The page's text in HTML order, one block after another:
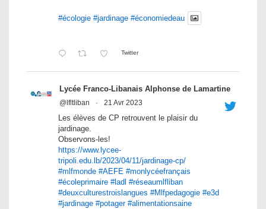
#écologie #jardinage #économiedeau
Twitter
Lycée Franco-Libanais Alphonse de Lamartine
@lfltliban · 21 Avr 2023
Les élèves de CP retrouvent le plaisir du
jardinage.
Observons-les!
https://www.lycee-
tripoli.edu.lb/2023/04/11/jardinage-cp/
#mlfmonde #AEFE #monlycéefrançais
#écoleprimaire #ladl #réseaumlfliban
#deuxculturestroislangues #Mlfpedagogie #e3d
#jardinage #potager #alimentationsaine